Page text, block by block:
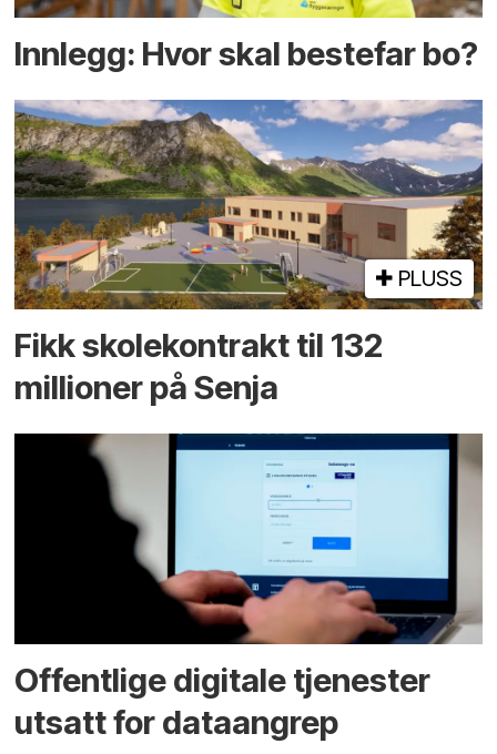
Innlegg: Hvor skal bestefar bo?
PLUSS
Fikk skole­kontrakt til 132
millioner på Senja
Offentlige digitale tjenester
utsatt for dataangrep